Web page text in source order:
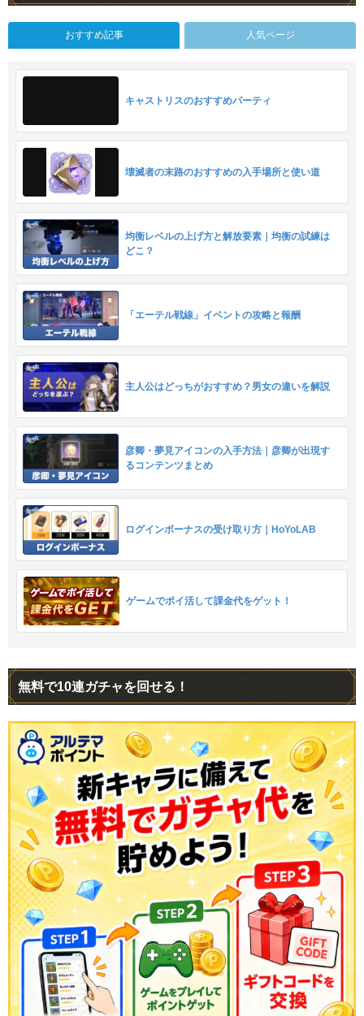
おすすめ記事 人気ページ
キャストリスのおすすめパーティ
壊滅者の末路のおすすめの入手場所と使い道
均衡レベルの上げ方と解放要素｜均衡の試練は
どこ？
「エーテル戦線」イベントの攻略と報酬
主人公はどっちがおすすめ？男女の違いを解説
彦卿・夢見アイコンの入手方法｜彦卿が出現す
るコンテンツまとめ
ログインボーナスの受け取り方｜HoYoLAB
ゲームでポイ活して課金代をゲット！
無料で10連ガチャを回せる！